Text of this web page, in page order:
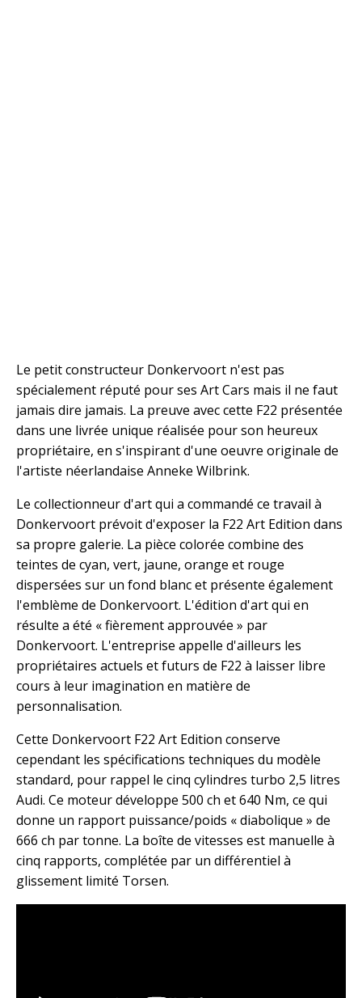
Le petit constructeur Donkervoort n'est pas
spécialement réputé pour ses Art Cars mais il ne faut
jamais dire jamais. La preuve avec cette F22 présentée
dans une livrée unique réalisée pour son heureux
propriétaire, en s'inspirant d'une oeuvre originale de
l'artiste néerlandaise Anneke Wilbrink.
Le collectionneur d'art qui a commandé ce travail à
Donkervoort prévoit d'exposer la F22 Art Edition dans
sa propre galerie. La pièce colorée combine des
teintes de cyan, vert, jaune, orange et rouge
dispersées sur un fond blanc et présente également
l'emblème de Donkervoort. L'édition d'art qui en
résulte a été « fièrement approuvée » par
Donkervoort. L'entreprise appelle d'ailleurs les
propriétaires actuels et futurs de F22 à laisser libre
cours à leur imagination en matière de
personnalisation.
Cette Donkervoort F22 Art Edition conserve
cependant les spécifications techniques du modèle
standard, pour rappel le cinq cylindres turbo 2,5 litres
Audi. Ce moteur développe 500 ch et 640 Nm, ce qui
donne un rapport puissance/poids « diabolique » de
666 ch par tonne. La boîte de vitesses est manuelle à
cinq rapports, complétée par un différentiel à
glissement limité Torsen.